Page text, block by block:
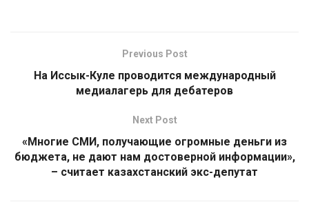
Previous Post
На Иссык-Куле проводится международный
медиалагерь для дебатеров
Next Post
«Многие СМИ, получающие огромные деньги из
бюджета, не дают нам достоверной информации»,
– считает казахстанский экс-депутат